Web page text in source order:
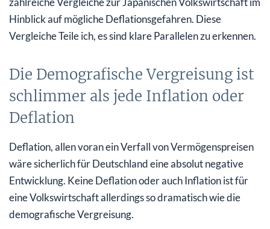
Hinblick auf mögliche Deflationsgefahren. Diese
Vergleiche Teile ich, es sind klare Parallelen zu erkennen.
Die Demografische Vergreisung ist
schlimmer als jede Inflation oder
Deflation
Deflation, allen voran ein Verfall von Vermögenspreisen
wäre sicherlich für Deutschland eine absolut negative
Entwicklung. Keine Deflation oder auch Inflation ist für
eine Volkswirtschaft allerdings so dramatisch wie die
demografische Vergreisung.